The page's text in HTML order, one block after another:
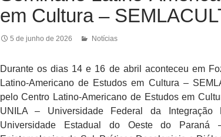
em Cultura –
5 de junho de 2026 Notícias
Durante os dias 14 e 16 de abril aconteceu em
Latino-Americano de Estudos em Cultura –
pelo Centro Latino-Americano de Estudos em
UNILA – Universidade Federal da Integração
Universidade Estadual do Oeste do